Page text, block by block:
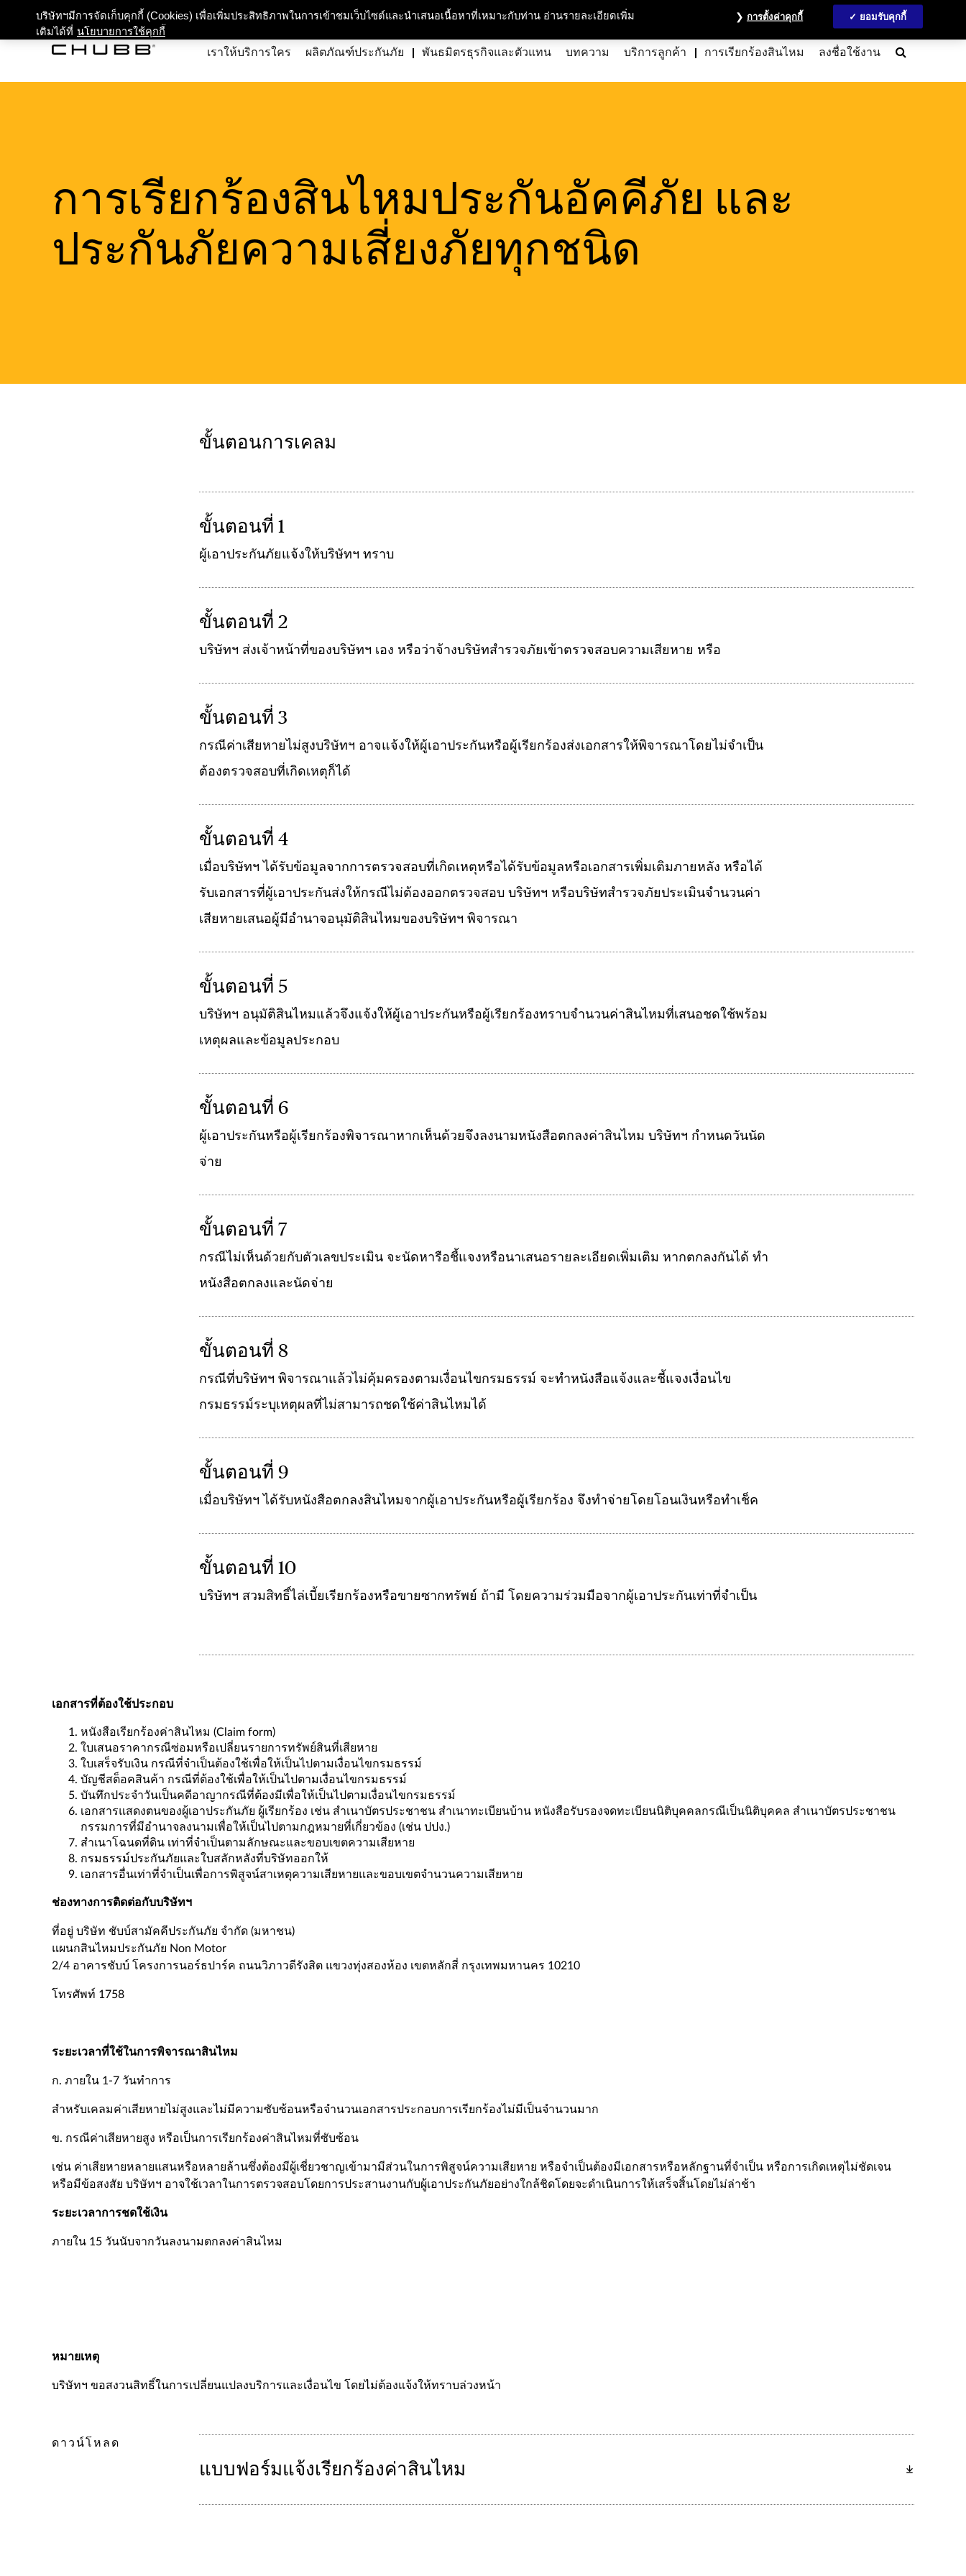
เกี่ยวกับเรา ความรับผิดชอบต่อสังคมและสิ่งแวดล้อม สนใจร่วมงาน ศูนย์สื่อมวลชน MyAccount English
เราให้บริการใคร ผลิตภัณฑ์ประกันภัย พันธมิตรธุรกิจและตัวแทน บทความ บริการลูกค้า การเรียกร้องสินไหม ลงชื่อใช้งาน Search
การเรียกร้องสินไหมประกันอัคคีภัย และ
ประกันภัยความเสี่ยงภัยทุกชนิด
ขั้นตอนการเคลม
ขั้นตอนที่ 1
ผู้เอาประกันภัยแจ้งให้บริษัทฯ ทราบ
ขั้นตอนที่ 2
บริษัทฯ ส่งเจ้าหน้าที่ของบริษัทฯ เอง หรือว่าจ้างบริษัทสำรวจภัยเข้าตรวจสอบความเสียหาย หรือ
ขั้นตอนที่ 3
กรณีค่าเสียหายไม่สูงบริษัทฯ อาจแจ้งให้ผู้เอาประกันหรือผู้เรียกร้องส่งเอกสารให้พิจารณาโดยไม่จำเป็น
ต้องตรวจสอบที่เกิดเหตุก็ได้
ขั้นตอนที่ 4
เมื่อบริษัทฯ ได้รับข้อมูลจากการตรวจสอบที่เกิดเหตุหรือได้รับข้อมูลหรือเอกสารเพิ่มเติมภายหลัง หรือได้
รับเอกสารที่ผู้เอาประกันส่งให้กรณีไม่ต้องออกตรวจสอบ บริษัทฯ หรือบริษัทสำรวจภัยประเมินจำนวนค่า
เสียหายเสนอผู้มีอำนาจอนุมัติสินไหมของบริษัทฯ พิจารณา
ขั้นตอนที่ 5
บริษัทฯ อนุมัติสินไหมแล้วจึงแจ้งให้ผู้เอาประกันหรือผู้เรียกร้องทราบจำนวนค่าสินไหมที่เสนอชดใช้พร้อม
เหตุผลและข้อมูลประกอบ
ขั้นตอนที่ 6
ผู้เอาประกันหรือผู้เรียกร้องพิจารณาหากเห็นด้วยจึงลงนามหนังสือตกลงค่าสินไหม บริษัทฯ กำหนดวันนัด
จ่าย
ขั้นตอนที่ 7
กรณีไม่เห็นด้วยกับตัวเลขประเมิน จะนัดหารือชี้แจงหรือนาเสนอรายละเอียดเพิ่มเติม หากตกลงกันได้ ทำ
หนังสือตกลงและนัดจ่าย
ขั้นตอนที่ 8
กรณีที่บริษัทฯ พิจารณาแล้วไม่คุ้มครองตามเงื่อนไขกรมธรรม์ จะทำหนังสือแจ้งและชี้แจงเงื่อนไข
กรมธรรม์ระบุเหตุผลที่ไม่สามารถชดใช้ค่าสินไหมได้
ขั้นตอนที่ 9
เมื่อบริษัทฯ ได้รับหนังสือตกลงสินไหมจากผู้เอาประกันหรือผู้เรียกร้อง จึงทำจ่ายโดยโอนเงินหรือทำเช็ค
ขั้นตอนที่ 10
บริษัทฯ สวมสิทธิ์ไล่เบี้ยเรียกร้องหรือขายซากทรัพย์ ถ้ามี โดยความร่วมมือจากผู้เอาประกันเท่าที่จำเป็น
เอกสารที่ต้องใช้ประกอบ
หนังสือเรียกร้องค่าสินไหม (Claim form)
ใบเสนอราคากรณีซ่อมหรือเปลี่ยนรายการทรัพย์สินที่เสียหาย
ใบเสร็จรับเงิน กรณีที่จำเป็นต้องใช้เพื่อให้เป็นไปตามเงื่อนไขกรมธรรม์
บัญชีสต็อคสินค้า กรณีที่ต้องใช้เพื่อให้เป็นไปตามเงื่อนไขกรมธรรม์
บันทึกประจำวันเป็นคดีอาญากรณีที่ต้องมีเพื่อให้เป็นไปตามเงื่อนไขกรมธรรม์
เอกสารแสดงตนของผู้เอาประกันภัย ผู้เรียกร้อง เช่น สำเนาบัตรประชาชน สำเนาทะเบียนบ้าน หนังสือรับรองจดทะเบียนนิติบุคคลกรณีเป็นนิติบุคคล สำเนาบัตรประชาชน
กรรมการที่มีอำนาจลงนามเพื่อให้เป็นไปตามกฎหมายที่เกี่ยวข้อง (เช่น ปปง.)
สำเนาโฉนดที่ดิน เท่าที่จำเป็นตามลักษณะและขอบเขตความเสียหาย
กรมธรรม์ประกันภัยและใบสลักหลังที่บริษัทออกให้
เอกสารอื่นเท่าที่จำเป็นเพื่อการพิสูจน์สาเหตุความเสียหายและขอบเขตจำนวนความเสียหาย
ช่องทางการติดต่อกับบริษัทฯ
ที่อยู่ บริษัท ชับบ์สามัคคีประกันภัย จำกัด (มหาชน)
แผนกสินไหมประกันภัย Non Motor
2/4 อาคารชับบ์ โครงการนอร์ธปาร์ค ถนนวิภาวดีรังสิต แขวงทุ่งสองห้อง เขตหลักสี่ กรุงเทพมหานคร 10210
โทรศัพท์ 1758
ระยะเวลาที่ใช้ในการพิจารณาสินไหม
ก. ภายใน 1-7 วันทำการ
สำหรับเคลมค่าเสียหายไม่สูงและไม่มีความซับซ้อนหรือจำนวนเอกสารประกอบการเรียกร้องไม่มีเป็นจำนวนมาก
ข. กรณีค่าเสียหายสูง หรือเป็นการเรียกร้องค่าสินไหมที่ซับซ้อน
เช่น ค่าเสียหายหลายแสนหรือหลายล้านซึ่งต้องมีผู้เชี่ยวชาญเข้ามามีส่วนในการพิสูจน์ความเสียหาย หรือจำเป็นต้องมีเอกสารหรือหลักฐานที่จำเป็น หรือการเกิดเหตุไม่ชัดเจน
หรือมีข้อสงสัย บริษัทฯ อาจใช้เวลาในการตรวจสอบโดยการประสานงานกับผู้เอาประกันภัยอย่างใกล้ชิดโดยจะดำเนินการให้เสร็จสิ้นโดยไม่ล่าช้า
ระยะเวลาการชดใช้เงิน
ภายใน 15 วันนับจากวันลงนามตกลงค่าสินไหม
หมายเหตุ
บริษัทฯ ขอสงวนสิทธิ์ในการเปลี่ยนแปลงบริการและเงื่อนไข โดยไม่ต้องแจ้งให้ทราบล่วงหน้า
ดาวน์โหลด
แบบฟอร์มแจ้งเรียกร้องค่าสินไหม
บริษัทฯมีการจัดเก็บคุกกี้ (Cookies) เพื่อเพิ่มประสิทธิภาพในการเข้าชมเว็บไซต์และนำเสนอเนื้อหาที่เหมาะกับท่าน อ่านรายละเอียดเพิ่ม
เติมได้ที่ นโยบายการใช้คุกกี้
การตั้งค่าคุกกี้ ยอมรับคุกกี้